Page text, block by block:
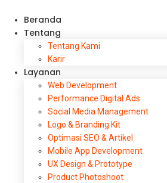
Beranda
Tentang
Tentang Kami
Karir
Layanan
Web Development
Performance Digital Ads
Social Media Management
Logo & Branding Kit
Optimasi SEO & Artikel
Mobile App Development
UX Design & Prototype
Product Photoshoot